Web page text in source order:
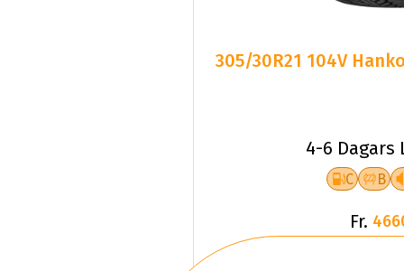
305/30R21 104V
4-6 Dagars
C B
Fr.